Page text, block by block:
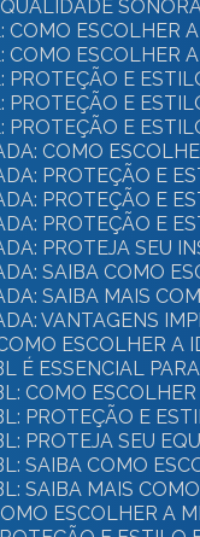
QUALIDADE
COMO
COMO
PROTEÇÃO E
PROTEÇÃO E
PROTEÇÃO E
COMO
PROTEÇÃO E
PROTEÇÃO E
PROTEÇÃO E
PROTEJA SEU
SAIBA COMO
SAIBA MAIS
VANTAGENS
ESCOLHER A
É ESSENCIAL
COMO
PROTEÇÃO E
PROTEJA SEU
SAIBA COMO
SAIBA MAIS
ESCOLHER A